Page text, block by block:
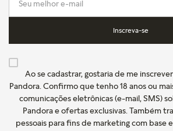
Inscreva-se
Ao se cadastrar, gostaria de me
Pandora. Confirmo que tenho 18 anos ou
comunicações eletrônicas (e-mail, SMS)
Pandora e ofertas exclusivas. Também
pessoais para fins de marketing com base